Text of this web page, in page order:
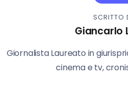
SCRITTO
Giancarlo
Giornalista Laureato in
cinema e tv,